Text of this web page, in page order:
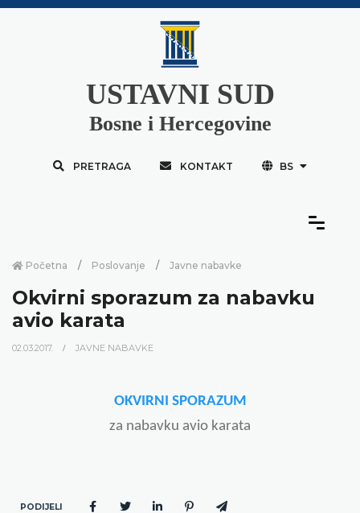
USTAVNI SUD
Bosne i Hercegovine
PRETRAGA KONTAKT BS
Početna Poslovanje Javne nabavke
Okvirni sporazum za nabavku
avio karata
02.03.2017. JAVNE NABAVKE
OKVIRNI SPORAZUM
za nabavku avio karata
PODIJELI